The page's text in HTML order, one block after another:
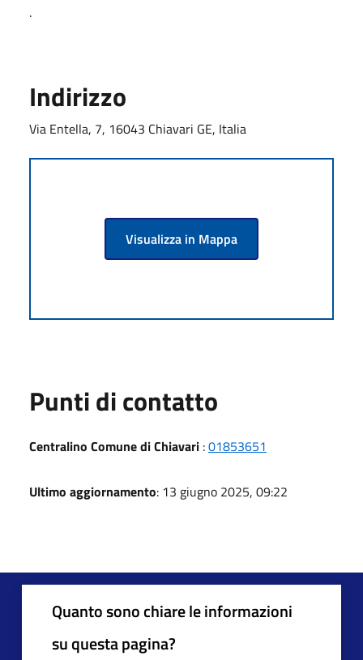
.
Indirizzo
Via Entella, 7, 16043 Chiavari GE, Italia
Visualizza in Mappa
Punti di contatto
Centralino Comune di Chiavari :01853651
Ultimo aggiornamento: 13 giugno 2025, 09:22
Quanto sono chiare le informazioni
su questa pagina?